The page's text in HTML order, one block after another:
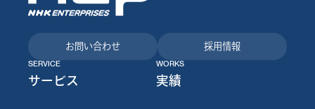
お問い合わせ 採用情報
SERVICE
サービス
WORKS
実績